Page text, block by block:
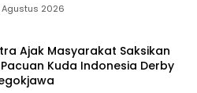
Agustus 2026
Ajak Masyarakat Saksikan
Kuda Indonesia Derby